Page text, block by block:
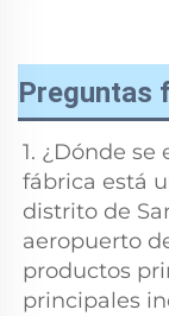
Preguntas
1. ¿Dónde
fábrica está
distrito de
aeropuerto
productos
principales